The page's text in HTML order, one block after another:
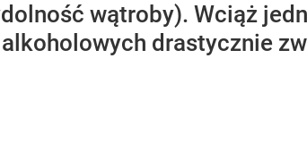
wątroby). Wciąż
drastycznie